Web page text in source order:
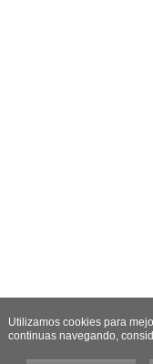
Utilizamos cookies para
continuas navegando,